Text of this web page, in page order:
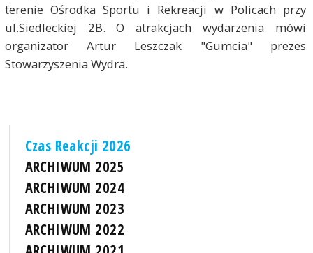
terenie Ośrodka Sportu i Rekreacji w Policach przy
ul.Siedleckiej 2B. O atrakcjach wydarzenia mówi
organizator Artur Leszczak "Gumcia" prezes
Stowarzyszenia Wydra.
Czas Reakcji 2026
ARCHIWUM 2025
ARCHIWUM 2024
ARCHIWUM 2023
ARCHIWUM 2022